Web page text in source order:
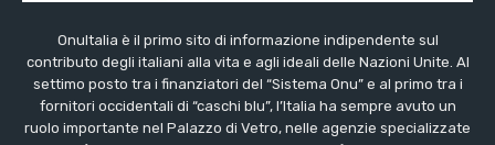
OnuItalia è il primo sito di informazione indipendente sul
contributo degli italiani alla vita e agli ideali delle Nazioni Unite. Al
settimo posto tra i finanziatori del “Sistema Onu” e al primo tra i
fornitori occidentali di “caschi blu”, l’Italia ha sempre avuto un
ruolo importante nel Palazzo di Vetro, nelle agenzie specializzate